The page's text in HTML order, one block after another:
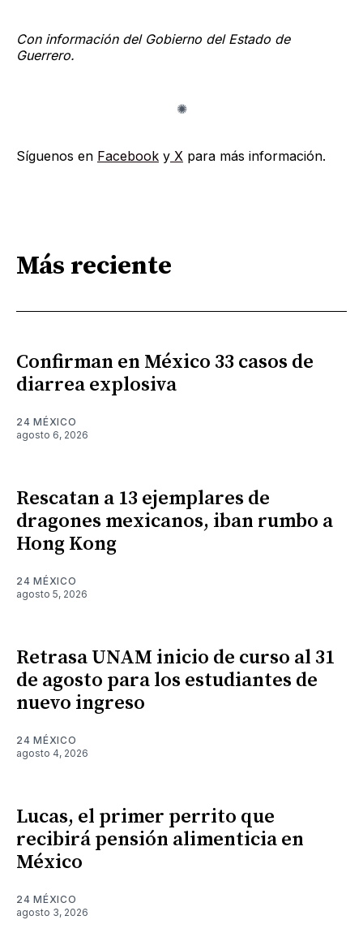
Con información del Gobierno del Estado de
Guerrero.
Síguenos en Facebook y X para más información.
Más reciente
Confirman en México 33 casos de
diarrea explosiva
24 MÉXICO
agosto 6, 2026
Rescatan a 13 ejemplares de
dragones mexicanos, iban rumbo a
Hong Kong
24 MÉXICO
agosto 5, 2026
Retrasa UNAM inicio de curso al 31
de agosto para los estudiantes de
nuevo ingreso
24 MÉXICO
agosto 4, 2026
Lucas, el primer perrito que
recibirá pensión alimenticia en
México
24 MÉXICO
agosto 3, 2026